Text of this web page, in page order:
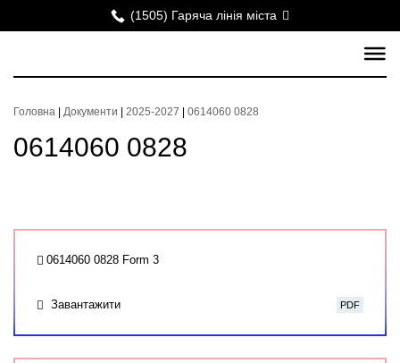
(1505) Гаряча лінія міста
Головна Документи 2025-2027 0614060 0828
0614060 0828
0614060 0828 Form 3
Завантажити PDF